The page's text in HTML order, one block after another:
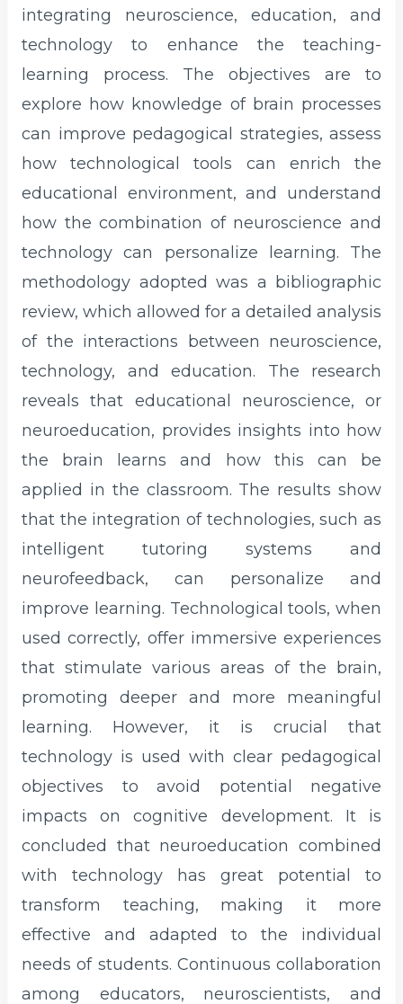
integrating neuroscience, education, and
technology to enhance the teaching-
learning process. The objectives are to
explore how knowledge of brain processes
can improve pedagogical strategies, assess
how technological tools can enrich the
educational environment, and understand
how the combination of neuroscience and
technology can personalize learning. The
methodology adopted was a bibliographic
review, which allowed for a detailed analysis
of the interactions between neuroscience,
technology, and education. The research
reveals that educational neuroscience, or
neuroeducation, provides insights into how
the brain learns and how this can be
applied in the classroom. The results show
that the integration of technologies, such as
intelligent tutoring systems and
neurofeedback, can personalize and
improve learning. Technological tools, when
used correctly, offer immersive experiences
that stimulate various areas of the brain,
promoting deeper and more meaningful
learning. However, it is crucial that
technology is used with clear pedagogical
objectives to avoid potential negative
impacts on cognitive development. It is
concluded that neuroeducation combined
with technology has great potential to
transform teaching, making it more
effective and adapted to the individual
needs of students. Continuous collaboration
among educators, neuroscientists, and